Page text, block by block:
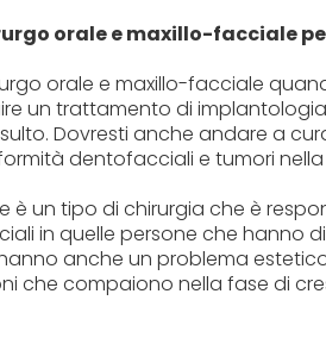
orale e maxillo-facciale
orale e maxillo-facciale
un trattamento di
Dovresti anche andare a
dentofacciali e tumori
è un tipo di chirurgia che è
in quelle persone che hanno
anche un problema
che compaiono nella fase di